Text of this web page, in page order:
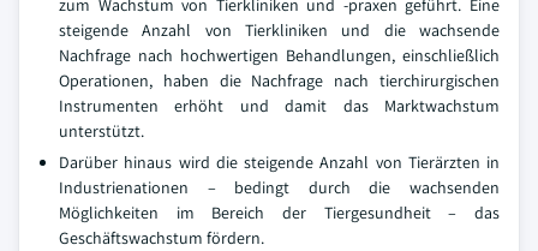
zum Wachstum von Tierkliniken und -praxen geführt. Eine
steigende Anzahl von Tierkliniken und die wachsende
Nachfrage nach hochwertigen Behandlungen, einschließlich
Operationen, haben die Nachfrage nach tierchirurgischen
Instrumenten erhöht und damit das Marktwachstum
unterstützt.
Darüber hinaus wird die steigende Anzahl von Tierärzten in
Industrienationen – bedingt durch die wachsenden
Möglichkeiten im Bereich der Tiergesundheit – das
Geschäftswachstum fördern.